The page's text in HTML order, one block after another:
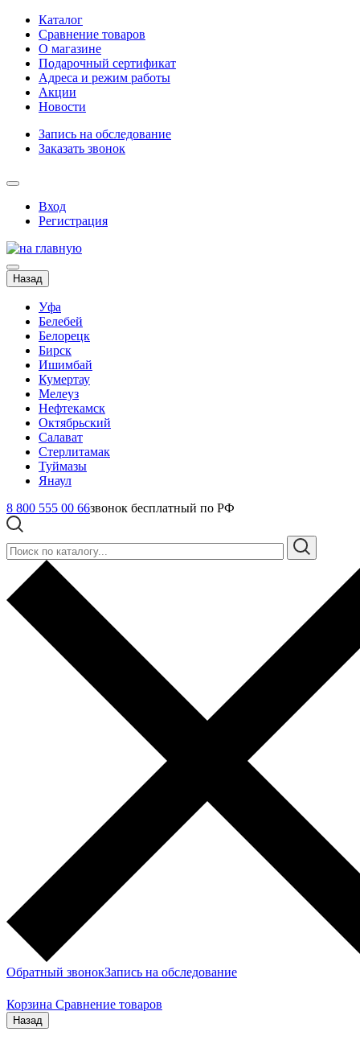
Каталог
Сравнение товаров
О магазине
Подарочный сертификат
Адреса и режим работы
Акции
Новости
Запись на обследование
Заказать звонок
Вход
Регистрация
Назад
Уфа
Белебей
Белорецк
Бирск
Ишимбай
Кумертау
Мелеуз
Нефтекамск
Октябрьский
Салават
Стерлитамак
Туймазы
Янаул
8 800 555 00 66звонок бесплатный по РФ
Обратный звонокЗапись на обследование
Корзина Сравнение товаров
Назад